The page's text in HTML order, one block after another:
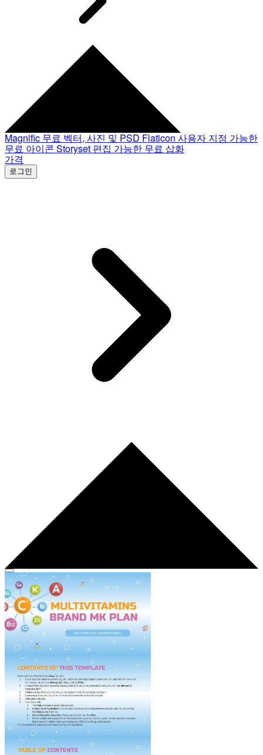
Magnific 무료 벡터, 사진 및 PSD Flaticon 사용자 지정 가능한
무료 아이콘 Storyset 편집 가능한 무료 삽화
가격
로그인